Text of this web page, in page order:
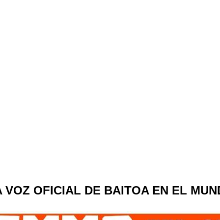
VOZ OFICIAL DE BAITOA EN EL